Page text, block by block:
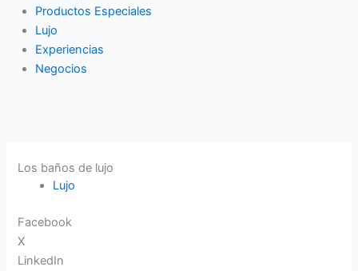
Productos Especiales
Lujo
Experiencias
Negocios
Los baños de lujo
Lujo
Facebook
X
LinkedIn